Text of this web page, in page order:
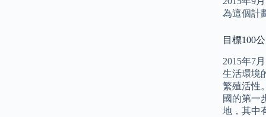
為這個計
目標100
2015年7
生活環境
繁殖活性
國的第一
地，其中